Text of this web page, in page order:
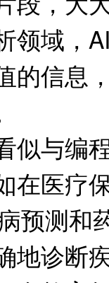
领域，
的信息
似与编
在医疗
预测
地诊断